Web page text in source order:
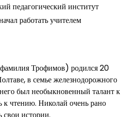
педагогический институт
работать учителем
Трофимов) родился 20
в семье железнодорожного
был необыкновенный талант к
к чтению. Николай очень рано
свои истории.